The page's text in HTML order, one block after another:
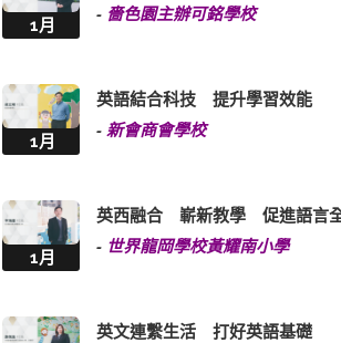
1月
- 嗇色園主辦可銘學校
1月
英語結合科技 提升學習效能
- 新會商會學校
1月
英西融合 嶄新教學 促進語言
- 世界龍岡學校黃耀南小學
英文連繫生活 打好英語基礎